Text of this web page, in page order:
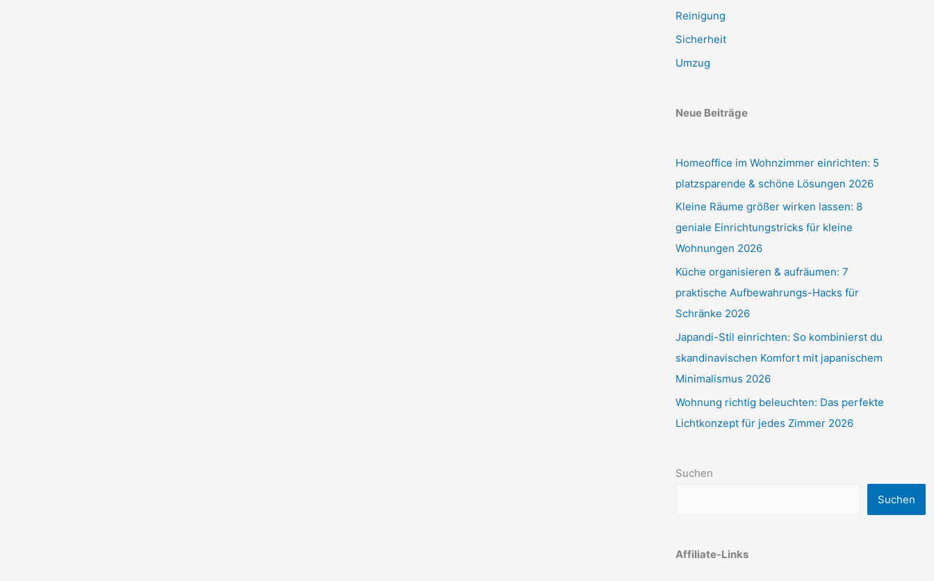
Reinigung
Sicherheit
Umzug
Neue Beiträge
Homeoffice im Wohnzimmer einrichten: 5
platzsparende & schöne Lösungen 2026
Kleine Räume größer wirken lassen: 8
geniale Einrichtungstricks für kleine
Wohnungen 2026
Küche organisieren & aufräumen: 7
praktische Aufbewahrungs-Hacks für
Schränke 2026
Japandi-Stil einrichten: So kombinierst du
skandinavischen Komfort mit japanischem
Minimalismus 2026
Wohnung richtig beleuchten: Das perfekte
Lichtkonzept für jedes Zimmer 2026
Suchen
Suchen
Affiliate-Links